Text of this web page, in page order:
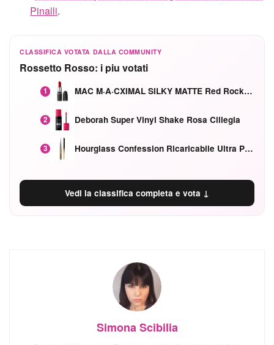
Pinalli.
CLASSIFICA VOTATA DALLA COMMUNITY
Rossetto Rosso: i piu votati
1 MAC M·A·CXIMAL SILKY MATTE Red Rock mat
2 Deborah Super Vinyl Shake Rosa Ciliegia
3 Hourglass Confession Ricaricabile Ultra Preciso Ad Alta Intensità Secretly Classic Red
Vedi la classifica completa e vota ↓
Simona Scibilia